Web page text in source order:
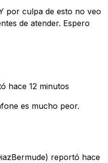
por culpa de esto no veo
de atender. Espero
hace 12 minutos
es mucho peor.
reportó hace